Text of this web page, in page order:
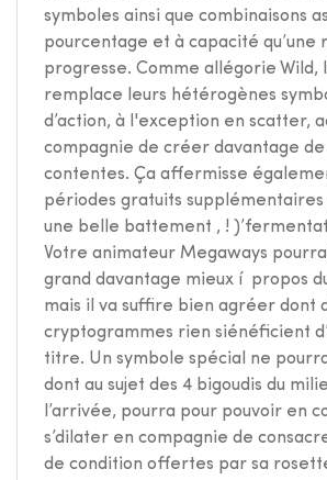
symboles ainsi que combinaisons
pourcentage et à capacité qu’une
progresse. Comme allégorie Wild,
remplace leurs hétérogènes
d’action, à l'exception en scatter,
compagnie de créer davantage de
contentes. Ça affermisse
périodes gratuits supplémentaires
une belle battement , !
Votre animateur Megaways
grand davantage mieux í propos
mais il va suffire bien agréer dont
cryptogrammes rien siénéficient
titre. Un symbole spécial ne
dont au sujet des 4 bigoudis du
l’arrivée, pourra pour pouvoir en
s’dilater en compagnie de
de condition offertes par sa